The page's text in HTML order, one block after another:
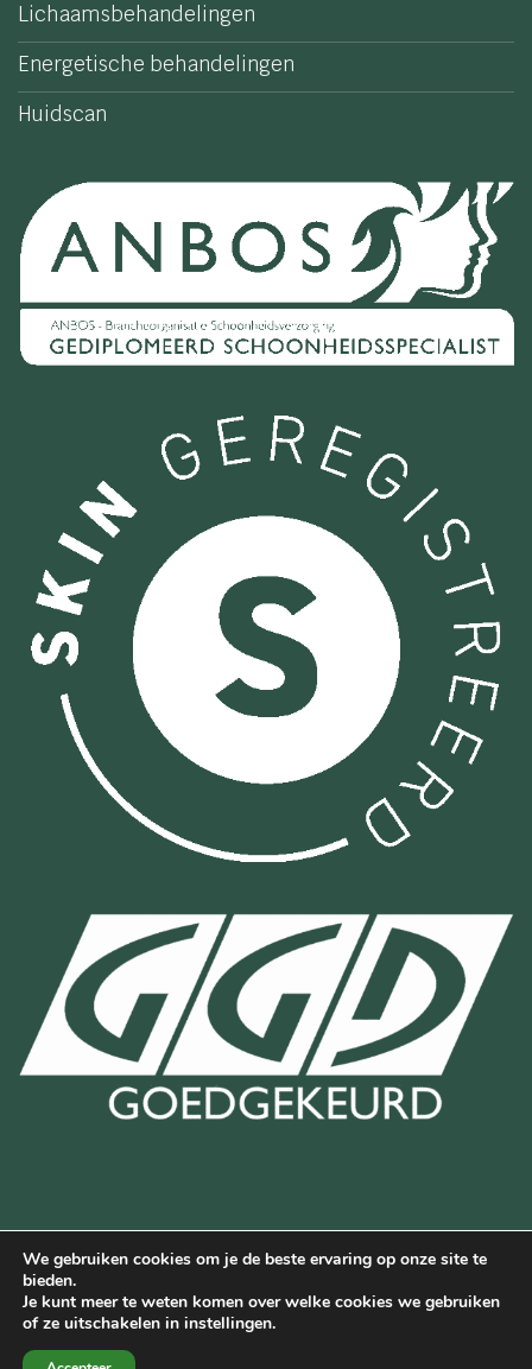
Lichaamsbehandelingen
Energetische behandelingen
Huidscan
Bancontact
Transfer
IDeal
Wero
Deze website is beschermd door reCAPTCHA en de Google
privacyverklaring
We gebruiken cookies om je de beste ervaring op onze site te
bieden.
Je kunt meer te weten komen over welke cookies we gebruiken
of ze uitschakelen in instellingen.